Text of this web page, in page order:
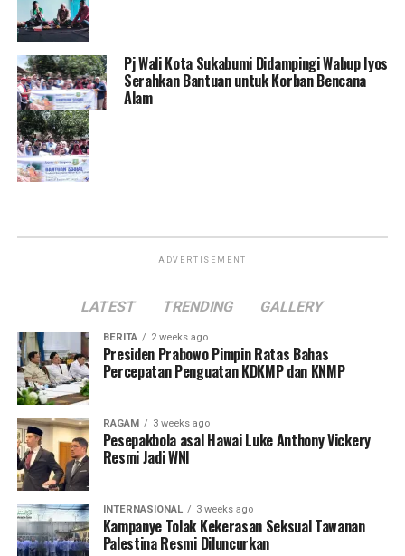
Pj Wali Kota Sukabumi Didampingi Wabup Iyos
Serahkan Bantuan untuk Korban Bencana
Alam
ADVERTISEMENT
LATEST TRENDING GALLERY
BERITA 2 weeks ago
Presiden Prabowo Pimpin Ratas Bahas
Percepatan Penguatan KDKMP dan KNMP
RAGAM 3 weeks ago
Pesepakbola asal Hawai Luke Anthony Vickery
Resmi Jadi WNI
INTERNASIONAL 3 weeks ago
Kampanye Tolak Kekerasan Seksual Tawanan
Palestina Resmi Diluncurkan